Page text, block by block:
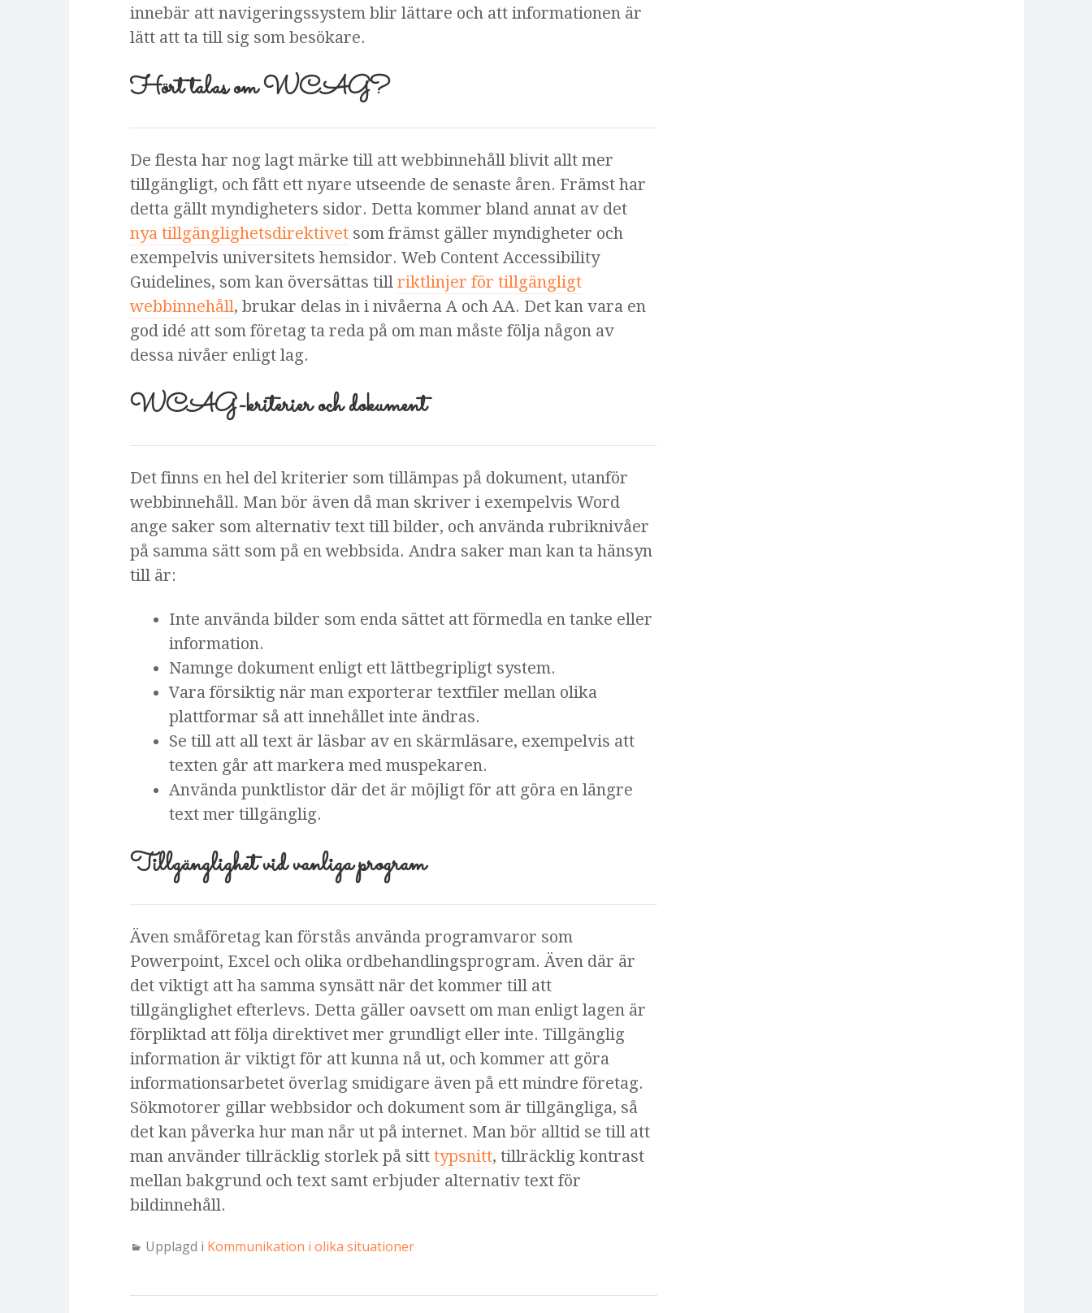
innebär att navigeringssystem blir lättare och att informationen är
lätt att ta till sig som besökare.
Hört talas om WCAG?
De flesta har nog lagt märke till att webbinnehåll blivit allt mer
tillgängligt, och fått ett nyare utseende de senaste åren. Främst har
detta gällt myndigheters sidor. Detta kommer bland annat av det
nya tillgänglighetsdirektivetsom främst gäller myndigheter och
exempelvis universitets hemsidor. Web Content Accessibility
Guidelines, som kan översättas till riktlinjer för tillgängligt
webbinnehåll, brukar delas in i nivåerna A och AA. Det kan vara en
god idé att som företag ta reda på om man måste följa någon av
dessa nivåer enligt lag.
WCAG-kriterier och dokument
Det finns en hel del kriterier som tillämpas på dokument, utanför
webbinnehåll. Man bör även då man skriver i exempelvis Word
ange saker som alternativ text till bilder, och använda rubriknivåer
på samma sätt som på en webbsida. Andra saker man kan ta hänsyn
till är:
Inte använda bilder som enda sättet att förmedla en tanke eller
information.
Namnge dokument enligt ett lättbegripligt system.
Vara försiktig när man exporterar textfiler mellan olika
plattformar så att innehållet inte ändras.
Se till att all text är läsbar av en skärmläsare, exempelvis att
texten går att markera med muspekaren.
Använda punktlistor där det är möjligt för att göra en längre
text mer tillgänglig.
Tillgänglighet vid vanliga program
Även småföretag kan förstås använda programvaror som
Powerpoint, Excel och olika ordbehandlingsprogram. Även där är
det viktigt att ha samma synsätt när det kommer till att
tillgänglighet efterlevs. Detta gäller oavsett om man enligt lagen är
förpliktad att följa direktivet mer grundligt eller inte. Tillgänglig
information är viktigt för att kunna nå ut, och kommer att göra
informationsarbetet överlag smidigare även på ett mindre företag.
Sökmotorer gillar webbsidor och dokument som är tillgängliga, så
det kan påverka hur man når ut på internet. Man bör alltid se till att
man använder tillräcklig storlek på sitt typsnitt, tillräcklig kontrast
mellan bakgrund och text samt erbjuder alternativ text för
bildinnehåll.
Upplagd i Kommunikation i olika situationer